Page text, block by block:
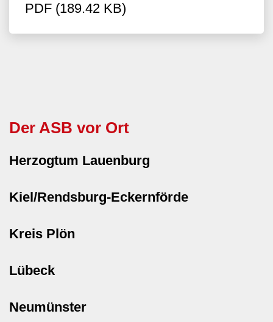
PDF (189.42 KB)
Der ASB vor Ort
Herzogtum Lauenburg
Kiel/Rendsburg-Eckernförde
Kreis Plön
Lübeck
Neumünster